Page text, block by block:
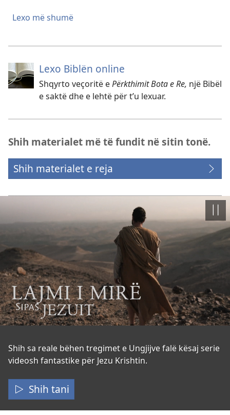
Lexo më shumë
Lexo Biblën online
Shqyrto veçoritë ePërkthimit Bota e Re, një Bibël
e saktë dhe e lehtë për t’u lexuar.
Shih materialet më të fundit në sitin tonë.
Shih materialet e reja
Lajmi
i
mirë
sipas
Shih sa reale bëhen tregimet e Ungjijve falë kësaj serie
videosh fantastike për Jezu Krishtin.
Shih tani